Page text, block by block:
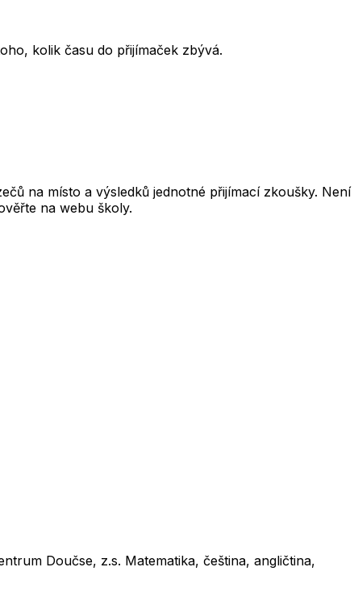
kolik času do přijímaček zbývá.
na místo a výsledků jednotné přijímací zkoušky. Není
na webu školy.
Doučse, z.s. Matematika, čeština, angličtina,